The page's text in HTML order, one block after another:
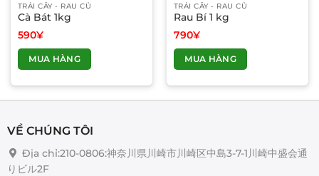
TRÁI CÂY - RAU CỦ
Cà Bát 1kg
590¥
MUA HÀNG
TRÁI CÂY - RAU CỦ
Rau Bí 1 kg
790¥
MUA HÀNG
VỀ CHÚNG TÔI
Địa chỉ:210-0806:神奈川県川崎市川崎区中島3-7-1川崎中盛会通
りビル2F